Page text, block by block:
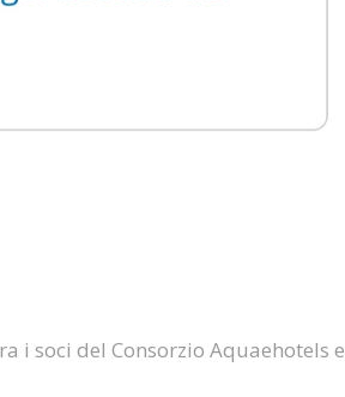
i soci del Consorzio Aquaehotels e